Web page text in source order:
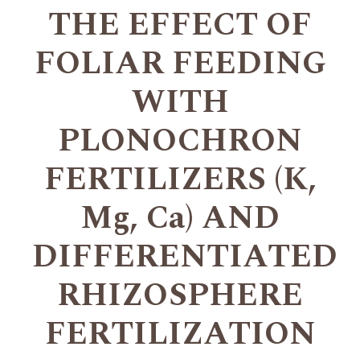
THE EFFECT OF
FOLIAR FEEDING
WITH
PLONOCHRON
FERTILIZERS (K,
Mg, Ca) AND
DIFFERENTIATED
RHIZOSPHERE
FERTILIZATION